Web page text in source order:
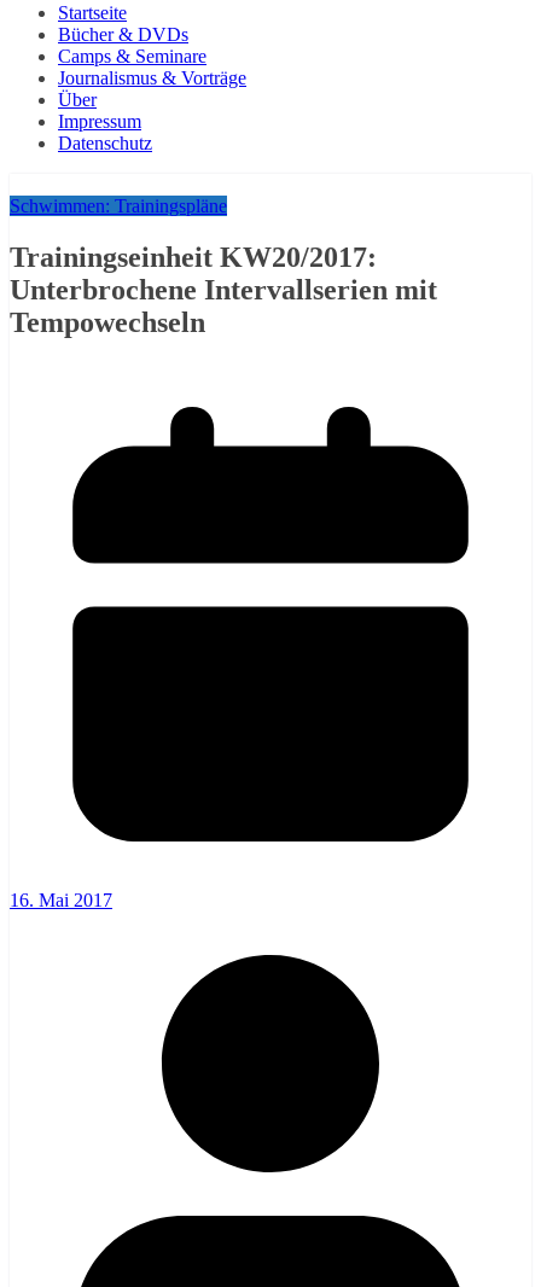
Startseite
Bücher & DVDs
Camps & Seminare
Journalismus & Vorträge
Über
Impressum
Datenschutz
Schwimmen: Trainingspläne
Trainingseinheit KW20/2017:
Unterbrochene Intervallserien mit
Tempowechseln
16. Mai 2017